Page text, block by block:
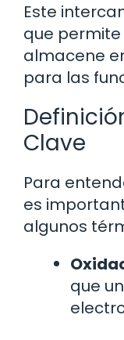
Este
que permite
almacene
para las
Clave
Para
es
algunos
que